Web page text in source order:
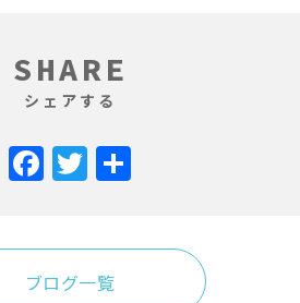
SHARE
シェアする
Facebook
Twitter
ブログ一覧